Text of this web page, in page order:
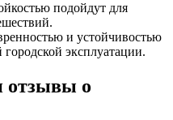
подойдут для
и устойчивостью
эксплуатации.
отзывы о